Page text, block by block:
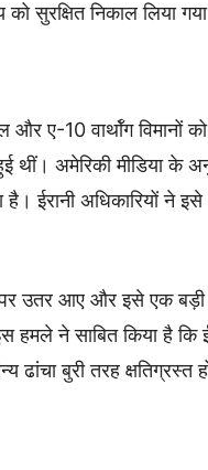
सुरक्षित निकाल लिया
ए-10 वार्थॉग विमानों
थीं। अमेरिकी मीडिया के
है। ईरानी अधिकारियों ने
उतर आए और इसे एक
हमले ने साबित किया है
ढांचा बुरी तरह क्षतिग्रस्त